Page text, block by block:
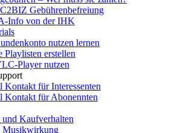
Gebührenbefreiung
Info von der IHK
nutzen lernen
Playlisten erstellen
Player nutzen
Kontakt für Interessenten
Kontakt für Abonennten
Kaufverhalten
Musikwirkung